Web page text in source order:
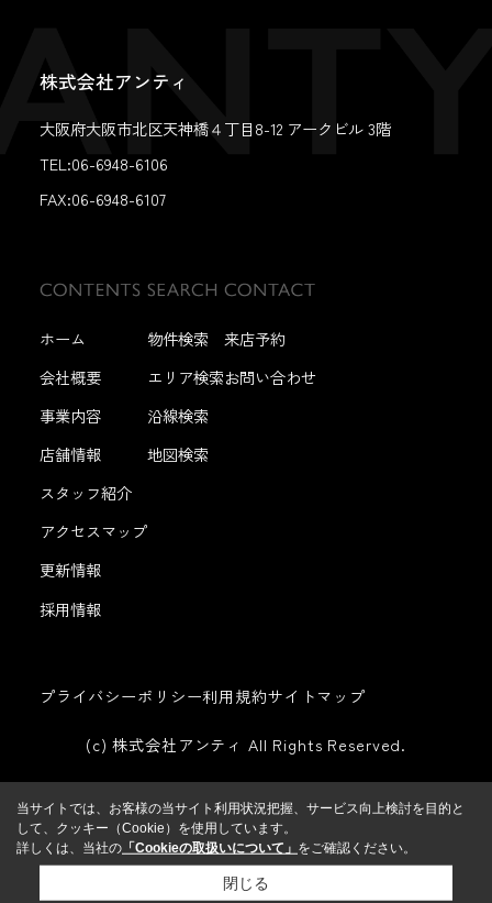
株式会社アンティ
大阪府大阪市北区天神橋４丁目8-12 アークビル 3階
TEL:06-6948-6106
FAX:06-6948-6107
ホーム
会社概要
事業内容
店舗情報
スタッフ紹介
アクセスマップ
更新情報
採用情報
物件検索
エリア検索
沿線検索
地図検索
来店予約
お問い合わせ
プライバシーポリシー利用規約サイトマップ
(c) 株式会社アンティ All Rights Reserved.
当サイトでは、お客様の当サイト利用状況把握、サービス向上検討を目的と
して、クッキー（Cookie）を使用しています。
詳しくは、当社の 「Cookieの取扱いについて」 をご確認ください。
閉じる